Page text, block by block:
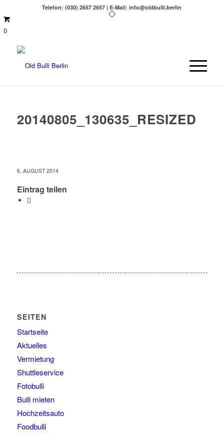
Telefon: (030) 2657 2657 | E-Mail: info@oldbulli.berlin
0
20140805_130635_RESIZED
6. AUGUST 2014
Eintrag teilen
SEITEN
Startseite
Aktuelles
Vermietung
Shuttleservice
Fotobulli
Bulli mieten
Hochzeitsauto
Foodbulli